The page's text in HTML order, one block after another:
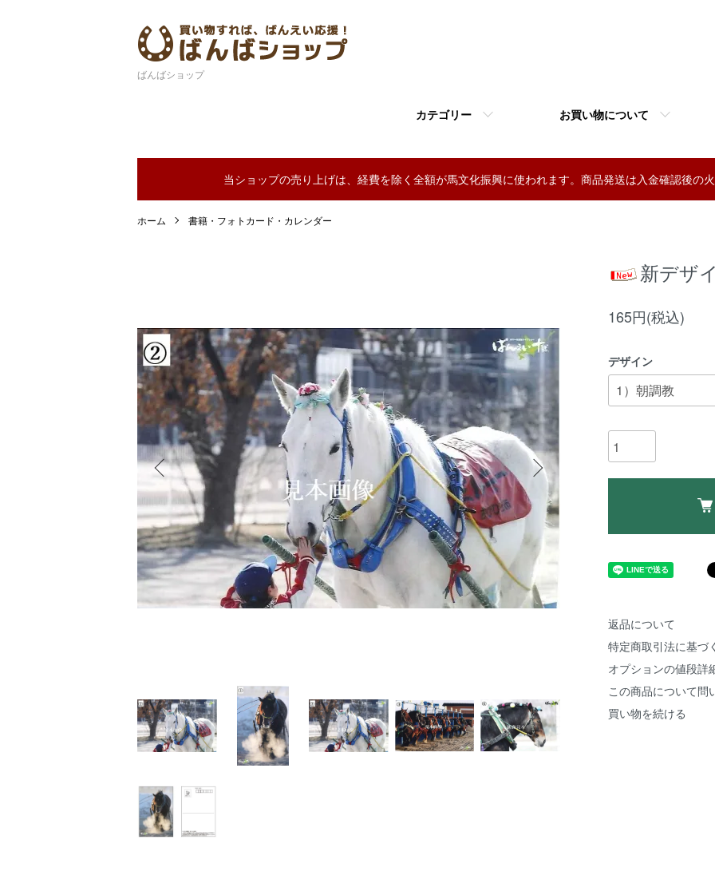
ばんばショップ
カテゴリー お買い物について
当ショップの売り上げは、経費を除く全額が馬文化振興に使われます。商品発送は入金確認後の
ホーム 書籍・フォトカード・カレンダー
新デザ
165円(税込)
デザイン
返品について
特定商取引法に基づ
オプションの値段詳
この商品について問
買い物を続ける